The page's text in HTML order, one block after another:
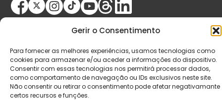
Gerir o Consentimento
Para fornecer as melhores experiências, usamos tecnologias como
cookies para armazenar e/ou aceder a informações do dispositivo.
Consentir com essas tecnologias nos permitirá processar dados,
como comportamento de navegação ou IDs exclusivos neste site.
Não consentir ou retirar o consentimento pode afetar negativamante
certos recursos e funções.
© Copyright 2026 Saída de Emergência. Todos os
direitos reservados.